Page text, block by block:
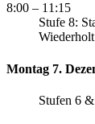
8:00 – 11:15
Stufe 8:
Montag 7.
Stufen 6